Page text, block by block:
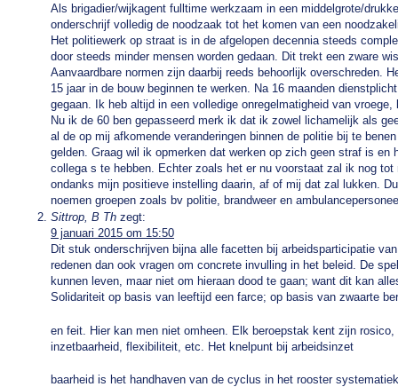
Als brigadier/wijkagent fulltime werkzaam in een middelgrote/
onderschrijf volledig de noodzaak tot het komen van een
Het politiewerk op straat is in de afgelopen decennia steeds
door steeds minder mensen worden gedaan. Dit trekt een zware
Aanvaardbare normen zijn daarbij reeds behoorlijk overschreden.
15 jaar in de bouw beginnen te werken. Na 16 maanden
gegaan. Ik heb altijd in een volledige onregelmatigheid van
Nu ik de 60 ben gepasseerd merk ik dat ik zowel lichamelijk als
al de op mij afkomende veranderingen binnen de politie bij te
gelden. Graag wil ik opmerken dat werken op zich geen straf is en
collega s te hebben. Echter zoals het er nu voorstaat zal ik nog
ondanks mijn positieve instelling daarin, af of mij dat zal lukken.
noemen groepen zoals bv politie, brandweer en
Sittrop, B Th zegt:
9 januari 2015 om 15:50
Dit stuk onderschrijven bijna alle facetten bij arbeidsparticipatie
redenen dan ook vragen om concrete invulling in het beleid. De
kunnen leven, maar niet om hieraan dood te gaan; want dit kan
Solidariteit op basis van leeftijd een farce; op basis van zwaarte
en feit. Hier kan men niet omheen. Elk beroepstak kent zijn
inzetbaarheid, flexibiliteit, etc. Het knelpunt bij arbeidsinzet
baarheid is het handhaven van de cyclus in het rooster